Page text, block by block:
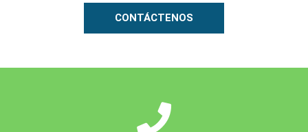
CONTÁCTENOS